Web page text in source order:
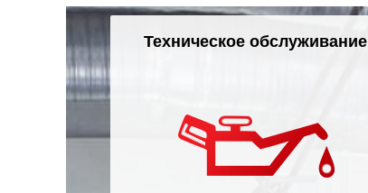
Техническое обслуживание